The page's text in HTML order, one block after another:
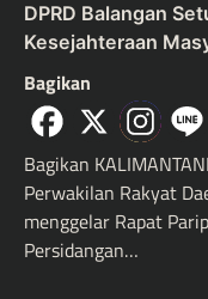
DPRD Balangan
Kesejahteraan
Bagikan
Bagikan
Perwakilan Rakyat
menggelar Rapat
Persidangan…